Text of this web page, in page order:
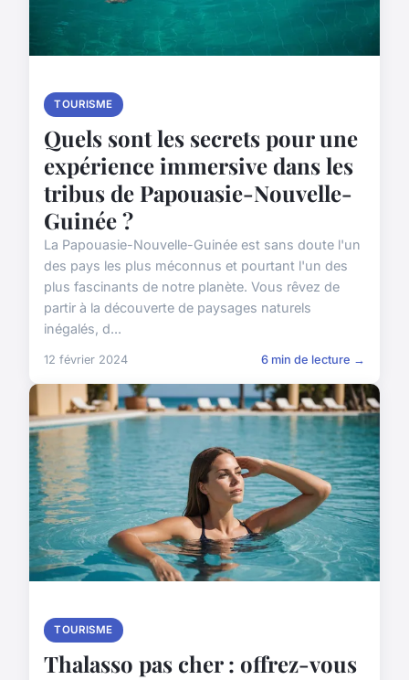
TOURISME
Quels sont les secrets pour une
expérience immersive dans les
tribus de Papouasie-Nouvelle-
Guinée ?
La Papouasie-Nouvelle-Guinée est sans doute l'un
des pays les plus méconnus et pourtant l'un des
plus fascinants de notre planète. Vous rêvez de
partir à la découverte de paysages naturels
inégalés, d...
12 février 2024 6 min de lecture →
TOURISME
Thalasso pas cher : offrez-vous